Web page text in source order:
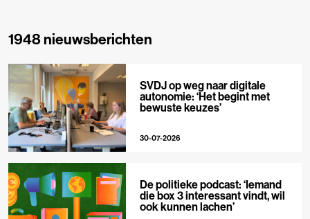
1948 nieuwsberichten
SVDJ op weg naar digitale
autonomie: ‘Het begint met
bewuste keuzes’
30-07-2026
De politieke podcast: ‘Iemand
die box 3 interessant vindt, wil
ook kunnen lachen’